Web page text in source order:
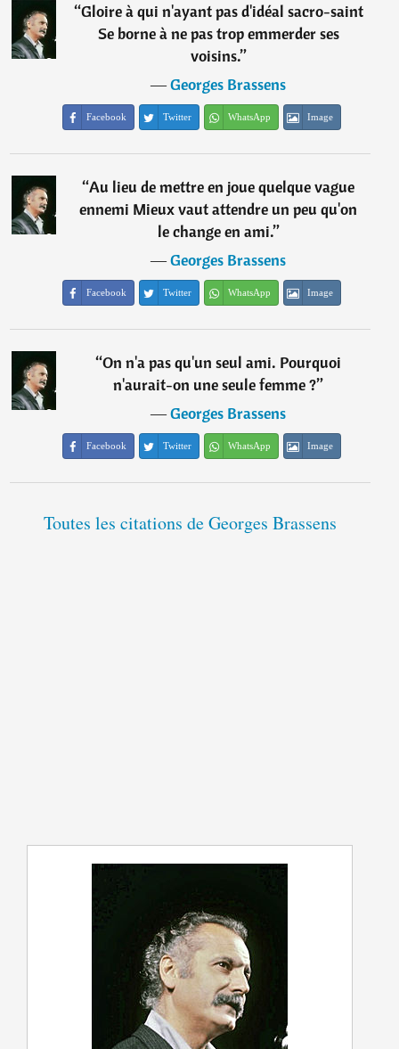
“Gloire à qui n'ayant pas d'idéal sacro-saint
Se borne à ne pas trop emmerder ses
voisins.”
―Georges Brassens
Facebook Twitter WhatsApp Image
“Au lieu de mettre en joue quelque vague
ennemi Mieux vaut attendre un peu qu'on
le change en ami.”
―Georges Brassens
Facebook Twitter WhatsApp Image
“On n'a pas qu'un seul ami. Pourquoi
n'aurait-on une seule femme ?”
―Georges Brassens
Facebook Twitter WhatsApp Image
Toutes les citations de Georges Brassens